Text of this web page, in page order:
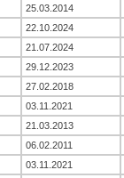
25.03.2014
22.10.2024
21.07.2024
29.12.2023
27.02.2018
03.11.2021
21.03.2013
06.02.2011
03.11.2021